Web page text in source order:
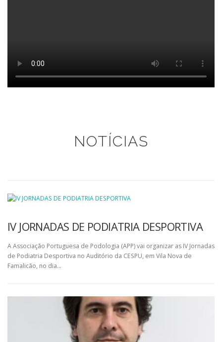
NOTÍCIAS
IV JORNADAS DE PODIATRIA DESPORTIVA
A Associação Portuguesa de Podologia (APP) vai organizar as IV Jornadas
de Podiatria Desportiva no Auditório da CESPU, em Vila Nova de
Famalicão, no dia…